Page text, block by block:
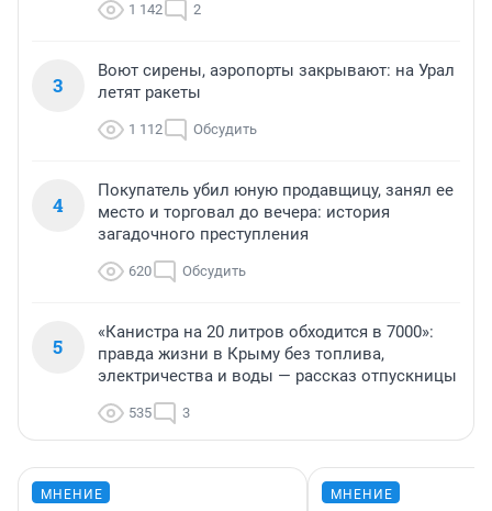
1 142 2
3
Воют сирены, аэропорты закрывают: на Урал
летят ракеты
1 112 Обсудить
4
Покупатель убил юную продавщицу, занял ее
место и торговал до вечера: история
загадочного преступления
620 Обсудить
5
«Канистра на 20 литров обходится в 7000»:
правда жизни в Крыму без топлива,
электричества и воды — рассказ отпускницы
535 3
МНЕНИЕ МНЕНИЕ